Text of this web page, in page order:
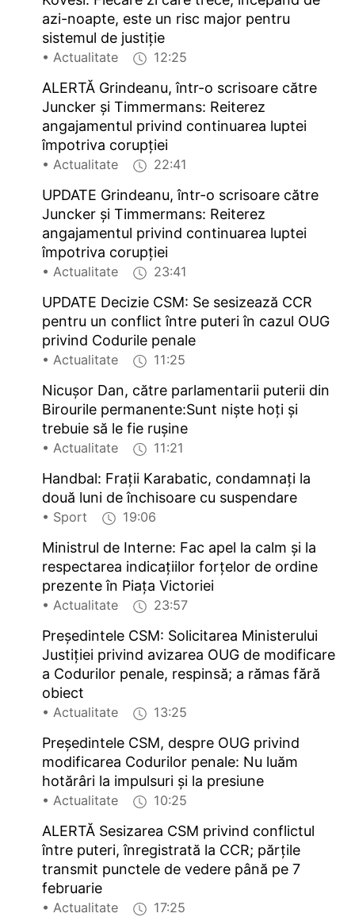
azi-noapte, este un risc major pentru
sistemul de justiție
• Actualitate 12:25
ALERTĂ Grindeanu, într-o scrisoare către
Juncker și Timmermans: Reiterez
angajamentul privind continuarea luptei
împotriva corupției
• Actualitate 22:41
UPDATE Grindeanu, într-o scrisoare către
Juncker și Timmermans: Reiterez
angajamentul privind continuarea luptei
împotriva corupției
• Actualitate 23:41
UPDATE Decizie CSM: Se sesizează CCR
pentru un conflict între puteri în cazul OUG
privind Codurile penale
• Actualitate 11:25
Nicușor Dan, către parlamentarii puterii din
Birourile permanente:Sunt niște hoți și
trebuie să le fie rușine
• Actualitate 11:21
Handbal: Frații Karabatic, condamnați la
două luni de închisoare cu suspendare
• Sport 19:06
Ministrul de Interne: Fac apel la calm și la
respectarea indicațiilor forțelor de ordine
prezente în Piața Victoriei
• Actualitate 23:57
Președintele CSM: Solicitarea Ministerului
Justiției privind avizarea OUG de modificare
a Codurilor penale, respinsă; a rămas fără
obiect
• Actualitate 13:25
Președintele CSM, despre OUG privind
modificarea Codurilor penale: Nu luăm
hotărâri la impulsuri și la presiune
• Actualitate 10:25
ALERTĂ Sesizarea CSM privind conflictul
între puteri, înregistrată la CCR; părțile
transmit punctele de vedere până pe 7
februarie
• Actualitate 17:25